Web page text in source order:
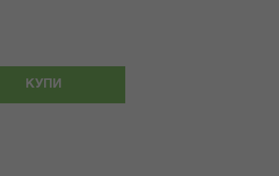
КУПИ